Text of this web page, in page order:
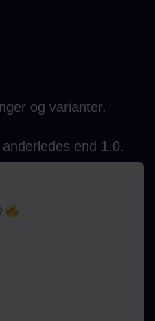
og varianter.
end 1.0.